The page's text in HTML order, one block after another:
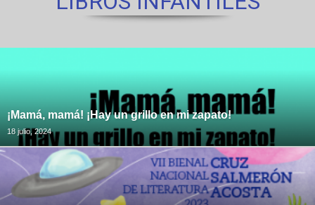
¡Mamá, mamá! ¡Hay un grillo en mi zapato!
18 julio, 2024